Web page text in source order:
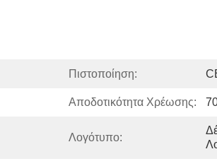
Πιστοποίηση:
Αποδοτικότητα Χρέωσης:
Λογότυπο: